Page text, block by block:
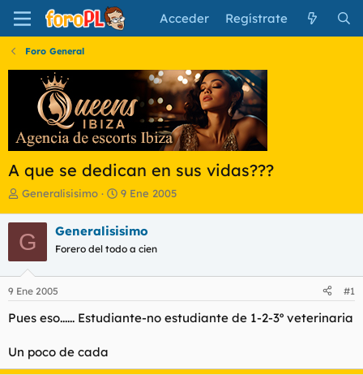
Acceder Regístrate
Foro General
A que se dedican en sus vidas???
I
i
c
i
a
d
o
d
l
t
Generalisisimo
F
h
a
e
i
o
9 Ene 2005
G Generalisisimo
Forero del todo a cien
9 Ene 2005 #1
Pues eso...... Estudiante-no estudiante de 1-2-3º veterinaria
Un poco de cada